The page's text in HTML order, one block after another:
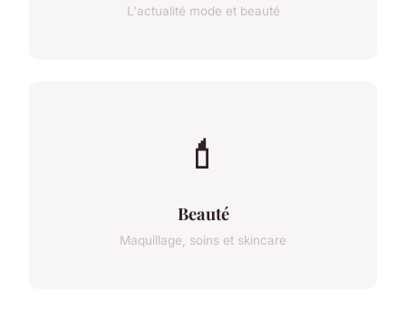
L'actualité mode et beauté
💄
Beauté
Maquillage, soins et skincare